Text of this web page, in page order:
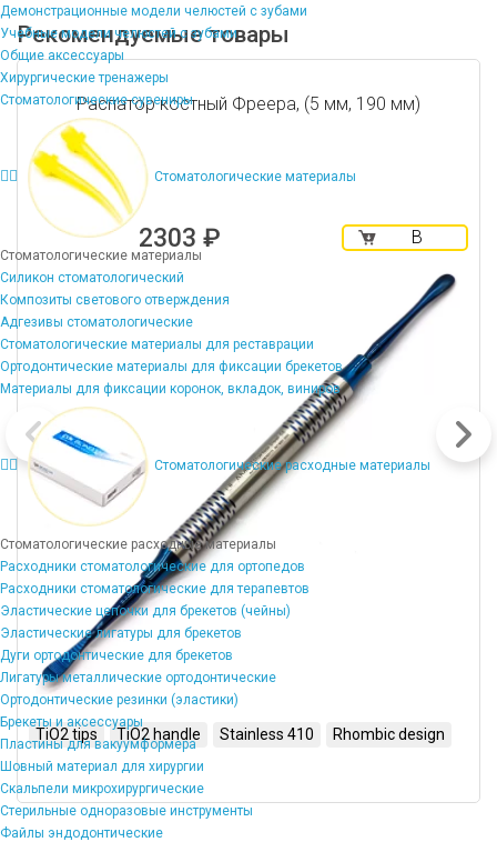
Демонстрационные модели челюстей с зубами
Учебные модели челюстей с зубами
Общие аксессуары
Хирургические тренажеры
Стоматологические сувениры
Стоматологические материалы
Стоматологические материалы
Силикон стоматологический
Композиты светового отверждения
Адгезивы стоматологические
Стоматологические материалы для реставрации
Ортодонтические материалы для фиксации брекетов
Материалы для фиксации коронок, вкладок, виниров
Стоматологические расходные материалы
Стоматологические расходные материалы
Расходники стоматологические для ортопедов
Расходники стоматологические для терапевтов
Эластические цепочки для брекетов (чейны)
Эластические лигатуры для брекетов
Дуги ортодонтические для брекетов
Лигатуры металлические ортодонтические
Ортодонтические резинки (эластики)
Брекеты и аксессуары
Пластины для вакуумформера
Шовный материал для хирургии
Скальпели микрохирургические
Стерильные одноразовые инструменты
Файлы эндодонтические
Рекомендуемые товары
Распатор костный Фреера, (5 мм, 190 мм)
2303 ₽
В
TiO2 tips TiO2 handle Stainless 410 Rhombic design